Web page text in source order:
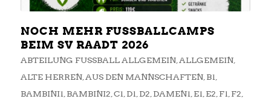
NOCH MEHR FUSSBALLCAMPS B
EIM SV RAADT 2026
ABTEILUNG FUSSBALL ALLGEMEIN , ALLGEMEIN,
ALTE HERREN, AUS DEN MANNSCHAFTEN, B1
BAMBINI1 BAMBINI2 C1 D1 D2 DAMEN1 E1 E2 F1 F2